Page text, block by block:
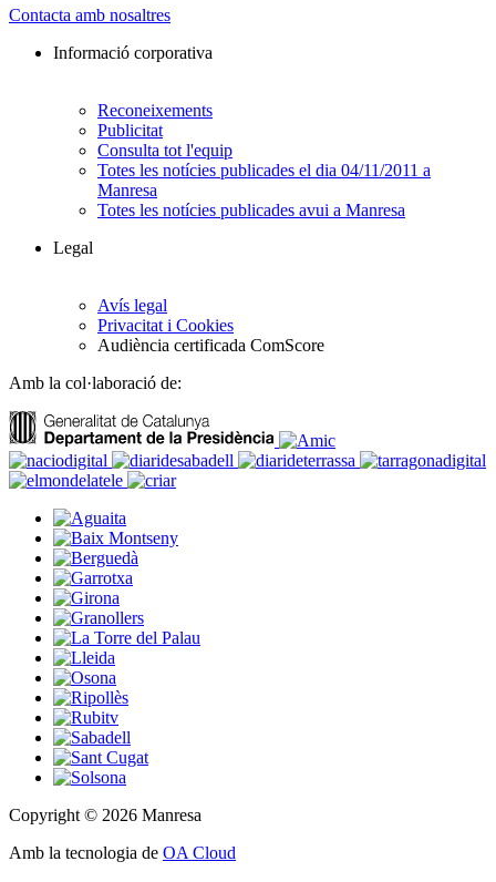
Contacta amb nosaltres
Informació corporativa
Reconeixements
Publicitat
Consulta tot l'equip
Totes les notícies publicades el dia 04/11/2011 a
Manresa
Totes les notícies publicades avui a Manresa
Legal
Avís legal
Privacitat i Cookies
Audiència certificada ComScore
Amb la col·laboració de:
Copyright © 2026 Manresa
Amb la tecnologia de OA Cloud